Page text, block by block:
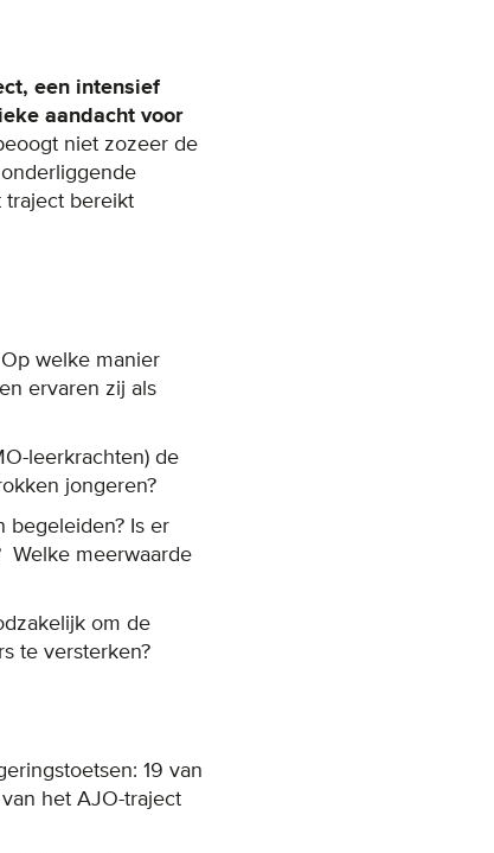
een intensief
aandacht voor
niet zozeer de
bereikt
welke manier
ervaren zij als
leerkrachten) de
jongeren?
begeleiden? Is er
Welke meerwaarde
om de
te versterken?
19 van
het AJO-traject